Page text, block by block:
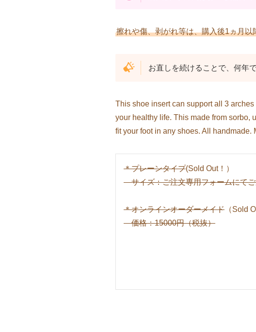
擦れや傷、剥がれ等は、購入後1ヵ月
お直しを続けることで、何年
This shoe insert can support all 3
your healthy life. This made from sorbo,
fit your foot in any shoes. All handmade.
＊プレーンタイプ(Sold Out！）
サイズ：ご注文専用フォームにてご
＊オンラインオーダーメイド （Sold
価格：15000円（税抜）